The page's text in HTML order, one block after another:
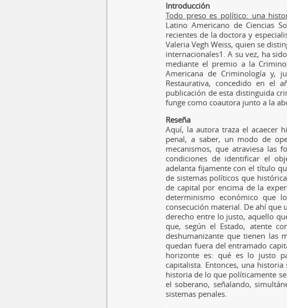
Introducción
Todo preso es político: una
Latino Americano de Ciencias
recientes de la doctora y
Valeria Vegh Weiss, quien se
internacionales1 . A su vez, ha
mediante el premio a la
Americana de Criminología y,
Restaurativa, concedido en el
publicación de esta distinguida
funge como coautora junto a la
Reseña
Aquí, la autora traza el acaecer
penal, a saber, un modo de
mecanismos, que atraviesa las
condiciones de identificar el
adelanta fijamente con el título
de sistemas políticos que
de capital por encima de la
determinismo económico que
consecución material. De ahí que
derecho entre lo justo, aquello
que, según el Estado, atente
deshumanizante que tienen las
quedan fuera del entramado
horizonte es: qué es lo justo
capitalista. Entonces, una
historia de lo que políticamente
el soberano, señalando,
sistemas penales.